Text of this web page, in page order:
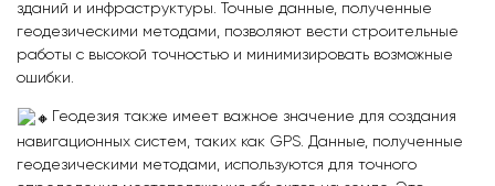
зданий и инфраструктуры. Точные данные, полученные
геодезическими методами, позволяют вести строительные
работы с высокой точностью и минимизировать возможные
ошибки.
Геодезия также имеет важное значение для создания
навигационных систем, таких как GPS. Данные, полученные
геодезическими методами, используются для точного